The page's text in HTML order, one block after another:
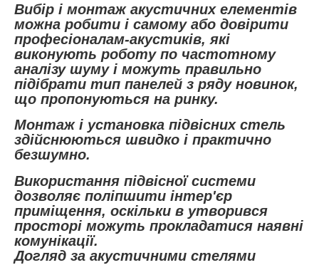
Вибір і монтаж акустичних елементів
можна робити і самому або довірити
професіоналам-акустиків, які
виконують роботу по частотному
аналізу шуму і можуть правильно
підібрати тип панелей з ряду новинок,
що пропонуються на ринку.
Монтаж і установка підвісних стель
здійснюються швидко і практично
безшумно.
Використання підвісної системи
дозволяє поліпшити інтер'єр
приміщення, оскільки в утворився
просторі можуть прокладатися наявні
комунікації.
Догляд за акустичними стелями